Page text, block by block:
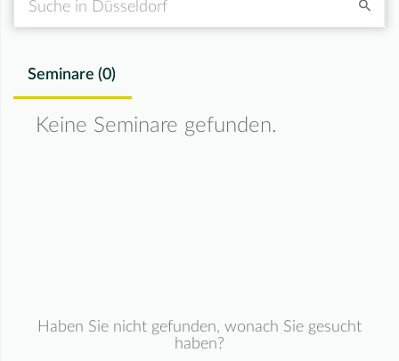
Seminare (0)
Keine Seminare gefunden.
Haben Sie nicht gefunden, wonach Sie gesucht
haben?